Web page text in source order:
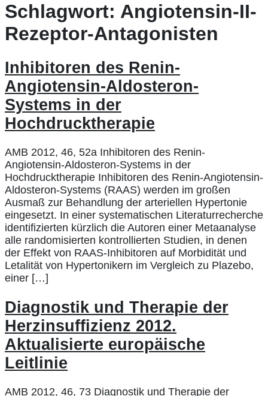
Schlagwort: Angiotensin-II-
Rezeptor-Antagonisten
Inhibitoren des Renin-
Angiotensin-Aldosteron-
Systems in der
Hochdrucktherapie
AMB 2012, 46, 52a Inhibitoren des Renin-
Angiotensin-Aldosteron-Systems in der
Hochdrucktherapie Inhibitoren des Renin-Angiotensin-
Aldosteron-Systems (RAAS) werden im großen
Ausmaß zur Behandlung der arteriellen Hypertonie
eingesetzt. In einer systematischen Literaturrecherche
identifizierten kürzlich die Autoren einer Metaanalyse
alle randomisierten kontrollierten Studien, in denen
der Effekt von RAAS-Inhibitoren auf Morbidität und
Letalität von Hypertonikern im Vergleich zu Plazebo,
einer […]
Diagnostik und Therapie der
Herzinsuffizienz 2012.
Aktualisierte europäische
Leitlinie
AMB 2012, 46, 73 Diagnostik und Therapie der